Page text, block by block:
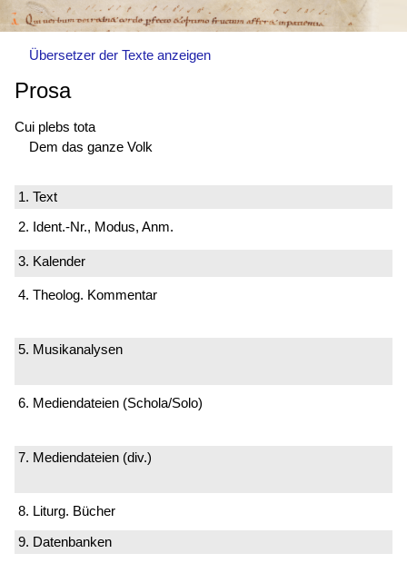
Übersetzer der Texte anzeigen
Prosa
Cui plebs tota
Dem das ganze Volk
1. Text
2. Ident.-Nr., Modus, Anm.
3. Kalender
4. Theolog. Kommentar
5. Musikanalysen
6. Mediendateien (Schola/Solo)
7. Mediendateien (div.)
8. Liturg. Bücher
9. Datenbanken